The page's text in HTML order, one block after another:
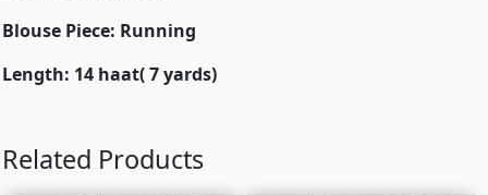
Blouse Piece: Running
Length: 14 haat( 7 yards)
Related Products